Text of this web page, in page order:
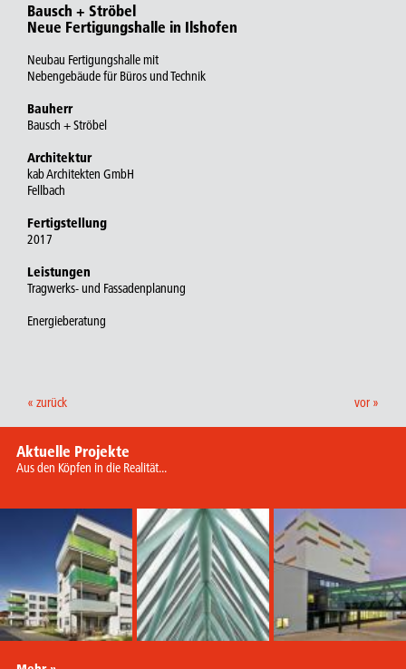
Bausch + Ströbel
Neue Fertigungshalle in Ilshofen
Neubau Fertigungshalle mit
Nebengebäude für Büros und Technik
Bauherr
Bausch + Ströbel
Architektur
kab Architekten GmbH
Fellbach
Fertigstellung
2017
Leistungen
Tragwerks- und Fassadenplanung
Energieberatung
« zurück vor »
Aktuelle Projekte
Aus den Köpfen in die Realität...